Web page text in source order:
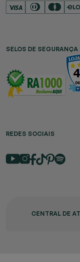
SELOS DE SEGURANÇA
REDES SOCIAIS
CENTRAL DE